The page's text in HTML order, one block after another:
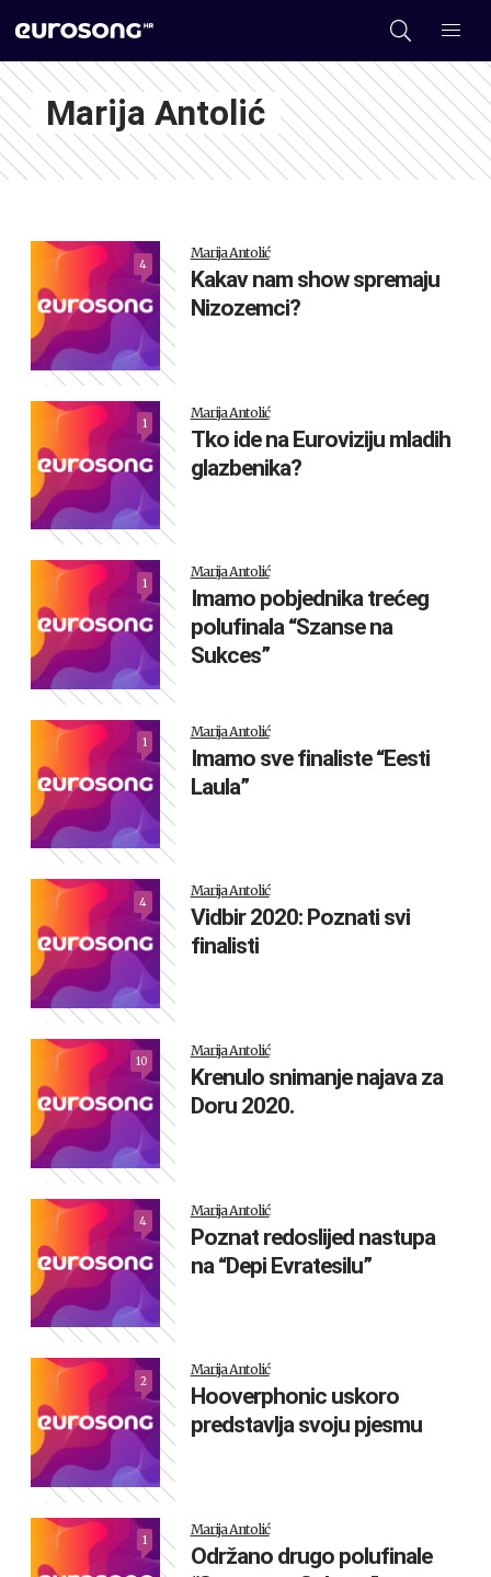
Marija Antolić
4
Marija Antolić
Kakav nam show spremaju
Nizozemci?
1
Marija Antolić
Tko ide na Euroviziju mladih
glazbenika?
1
Marija Antolić
Imamo pobjednika trećeg
polufinala “Szanse na
Sukces”
1
Marija Antolić
Imamo sve finaliste “Eesti
Laula”
4
Marija Antolić
Vidbir 2020: Poznati svi
finalisti
10
Marija Antolić
Krenulo snimanje najava za
Doru 2020.
4
Marija Antolić
Poznat redoslijed nastupa
na “Depi Evratesilu”
2
Marija Antolić
Hooverphonic uskoro
predstavlja svoju pjesmu
1
Marija Antolić
Održano drugo polufinale